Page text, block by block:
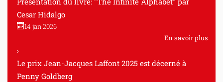
Cesar Hidalgo
14 jan 2026
En savoir plus
Le prix Jean-Jacques Laffont 2025 est décerné à
Penny Goldberg